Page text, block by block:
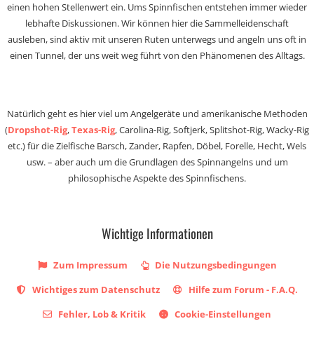
einen hohen Stellenwert ein. Ums Spinnfischen entstehen immer wieder
lebhafte Diskussionen. Wir können hier die Sammelleidenschaft
ausleben, sind aktiv mit unseren Ruten unterwegs und angeln uns oft in
einen Tunnel, der uns weit weg führt von den Phänomenen des Alltags.
Natürlich geht es hier viel um Angelgeräte und amerikanische Methoden
(Dropshot-Rig,Texas-Rig, Carolina-Rig, Softjerk, Splitshot-Rig, Wacky-Rig
etc.) für die Zielfische Barsch, Zander, Rapfen, Döbel, Forelle, Hecht, Wels
usw. – aber auch um die Grundlagen des Spinnangelns und um
philosophische Aspekte des Spinnfischens.
Wichtige Informationen
Zum Impressum
Die Nutzungsbedingungen
Wichtiges zum Datenschutz
Hilfe zum Forum - F.A.Q.
Fehler, Lob & Kritik
Cookie-Einstellungen